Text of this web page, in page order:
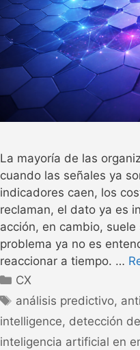
La mayoría de las
cuando las señales ya
indicadores caen, los
reclaman, el dato ya es
acción, en cambio,
problema ya no es
reaccionar a tiempo. …
CX
análisis predictivo,
intelligence, detección
inteligencia artificial en